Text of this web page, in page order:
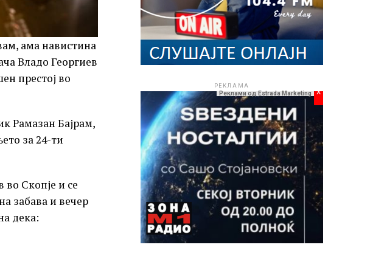
ама навистина
Владо Георгиев
престој во
Рамазан Бајрам,
за 24-ти
во Скопје и се
забава и вечер
дека:
РЕКЛАМА
Реклами од Estrada Marketing x